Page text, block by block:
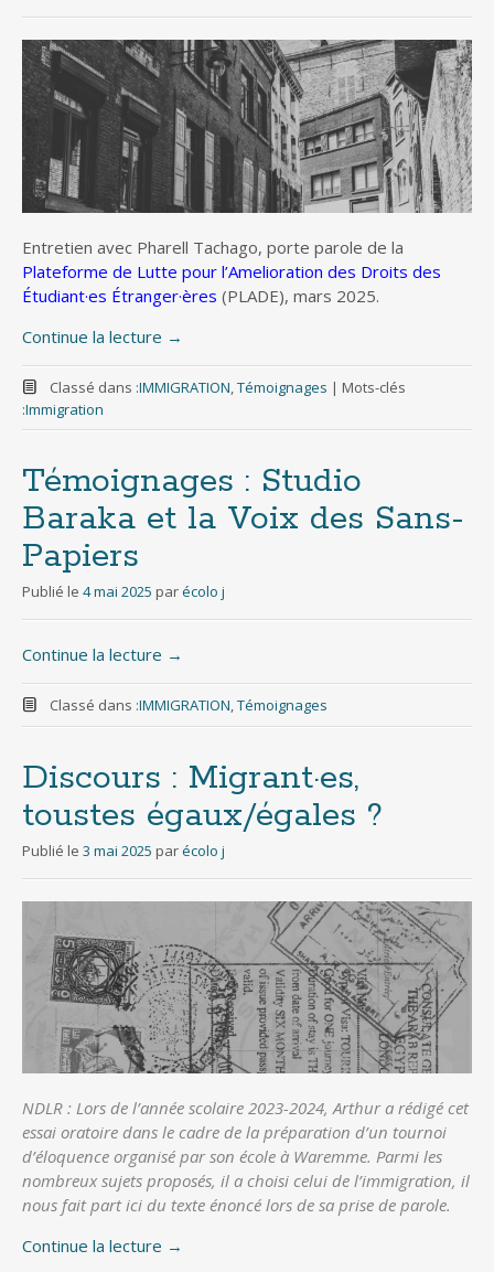
Entretien avec Pharell Tachago, porte parole de la
Plateforme de Lutte pour l’Amelioration des Droits des
Étudiant·es Étranger·ères (PLADE), mars 2025.
Continue la lecture →
Classé dans :IMMIGRATION Témoignages | Mots-clés
:Immigration
Témoignages : Studio
Baraka et la Voix des Sans-
Papiers
Publié le 4 mai 2025 parécolo j
Continue la lecture →
Classé dans :IMMIGRATION Témoignages
Discours : Migrant·es,
toustes égaux/égales ?
Publié le 3 mai 2025 parécolo j
NDLR : Lors de l’année scolaire 2023-2024, Arthur a rédigé cet
essai oratoire dans le cadre de la préparation d’un tournoi
d’éloquence organisé par son école à Waremme. Parmi les
nombreux sujets proposés, il a choisi celui de l’immigration, il
nous fait part ici du texte énoncé lors de sa prise de parole.
Continue la lecture →